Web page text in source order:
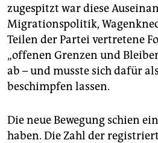
zugespitzt war diese
Migrationspolitik,
Teilen der Partei vertretene
„offenen Grenzen und
ab – und musste sich dafür
beschimpfen lassen.
Die neue Bewegung schien
haben. Die Zahl der